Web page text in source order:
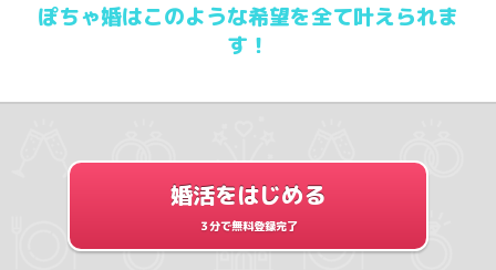
ぽちゃ婚はこのような希望を全て叶えられま
す！
婚活をはじめる
３分で無料登録完了